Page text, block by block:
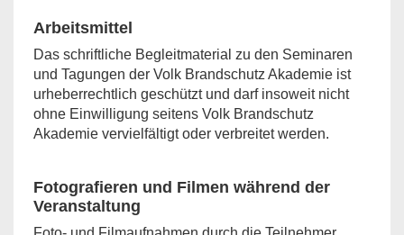
Arbeitsmittel
Das schriftliche Begleitmaterial zu den Seminaren
und Tagungen der Volk Brandschutz Akademie ist
urheberrechtlich geschützt und darf insoweit nicht
ohne Einwilligung seitens Volk Brandschutz
Akademie vervielfältigt oder verbreitet werden.
Fotografieren und Filmen während der
Veranstaltung